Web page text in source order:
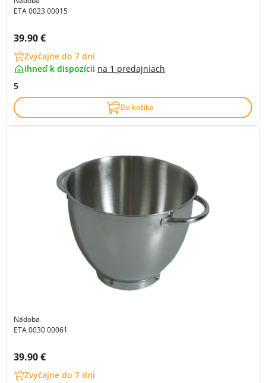
ETA 0023 00015
Cena s DPH:
39.90 €
Zvyčajne do 7 dní
ihneď k dispozícii na 1 predajniach
5
Do košíka
Nádoba
ETA 0030 00061
Cena s DPH:
39.90 €
Zvyčajne do 7 dní